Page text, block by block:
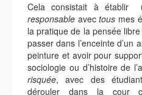
Cela consistait à établir
responsable avectous mes
la pratique de la pensée
passer dans l’enceinte d’un
peinture et avoir pour
sociologie ou d’histoire de
risquée, avec des
dérouler dans la cour